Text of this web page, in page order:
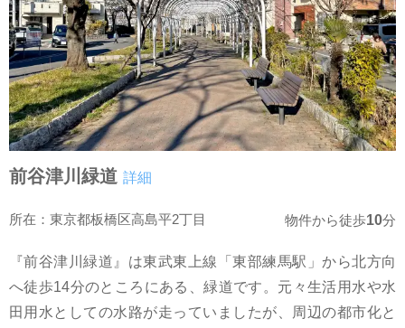
前谷津川緑道 詳細
所在：東京都板橋区高島平2丁目 物件から徒歩10分
『前谷津川緑道』は東武東上線「東部練馬駅」から北方向
へ徒歩14分のところにある、緑道です。元々生活用水や水
田用水としての水路が走っていましたが、周辺の都市化と